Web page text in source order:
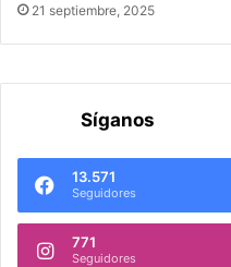
21 septiembre, 2025
Síganos
13.571
Seguidores
771
Seguidores